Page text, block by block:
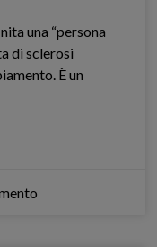
una “persona
di sclerosi
È un